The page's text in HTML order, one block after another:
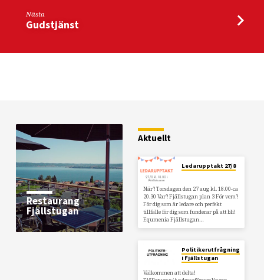
Nästa
Gudstjänst
Restaurang
Fjällstugan
Aktuellt
Ledarupptakt 27/8
När? Torsdagen den 27 aug kl. 18.00-ca
20.30 Var? Fjällstugan plan 3 För vem?
För dig som är ledare och perfekt
tillfälle för dig som funderar på att bli!
Equmenia Fjällstugan…
Politikerutfrågning
i Fjällstugan
Välkommen att delta!